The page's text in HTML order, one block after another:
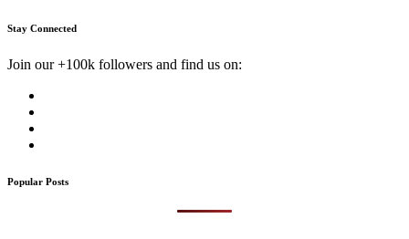
Stay Connected
Join our +100k followers and find us on:
Popular Posts